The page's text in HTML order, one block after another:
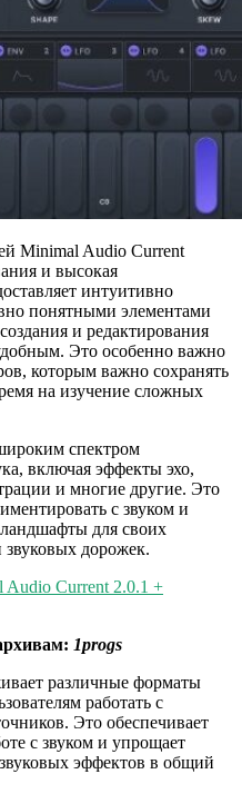
Minimal Audio Current
и высокая
интуитивно
понятными элементами
и редактирования
Это особенно важно
которым важно сохранять
на изучение сложных
спектром
включая эффекты эхо,
и многие другие. Это
с звуком и
ландшафты для своих
дорожек.
Audio Current 2.0.1 +
1progs
различные форматы
работать с
Это обеспечивает
с звуком и упрощает
эффектов в общий